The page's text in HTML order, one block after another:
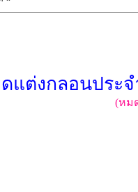
แต่งกลอนประ
(หม